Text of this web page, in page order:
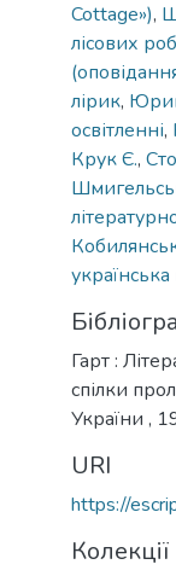
Cottage»),
лісових
лірик,
освітленні,
Крук Є.,
Гарт :
спілки
України ,
URI
https://
Колекції